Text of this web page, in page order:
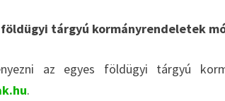
tárgyú kormányrendeletek
az egyes földügyi tárgyú
.